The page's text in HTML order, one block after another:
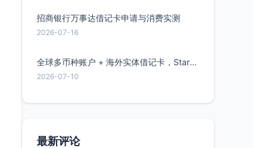
招商银行万事达借记卡申请与消费实测
2026-07-16
全球多币种账户 + 海外实体借记卡，Starryblu开户教程与注意事项
2026-07-10
最新评论